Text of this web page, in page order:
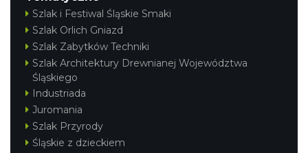
Szlak i Festiwal Śląskie Smaki
Szlak Orlich Gniazd
Szlak Zabytków Techniki
Szlak Architektury Drewnianej Województwa
Śląskiego
Industriada
Juromania
Szlak Przyrody
Śląskie z dzieckiem